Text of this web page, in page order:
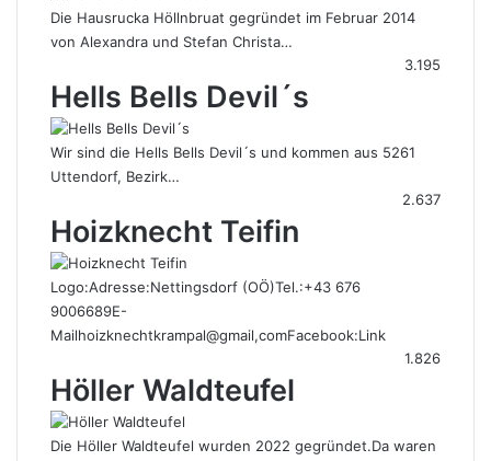
Die Hausrucka Höllnbruat gegründet im Februar 2014
von Alexandra und Stefan Christa…
3.195
Hells Bells Devil´s
Wir sind die Hells Bells Devil´s und kommen aus 5261
Uttendorf, Bezirk…
2.637
Hoizknecht Teifin
Logo:Adresse:Nettingsdorf (OÖ)Tel.:+43 676
9006689E-
Mailhoizknechtkrampal@gmail,comFacebook:Link
1.826
Höller Waldteufel
Die Höller Waldteufel wurden 2022 gegründet.Da waren